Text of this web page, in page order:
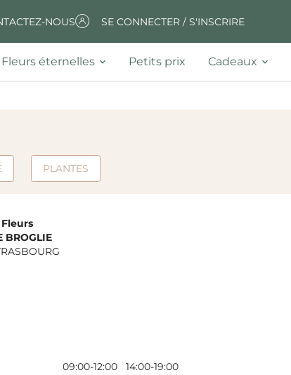
NOUS SE CONNECTER / S'INSCRIRE
Fleurs éternelles Petits prix Cadeaux
PLANTES
BROGLIE
09:00-12:00 14:00-19:00